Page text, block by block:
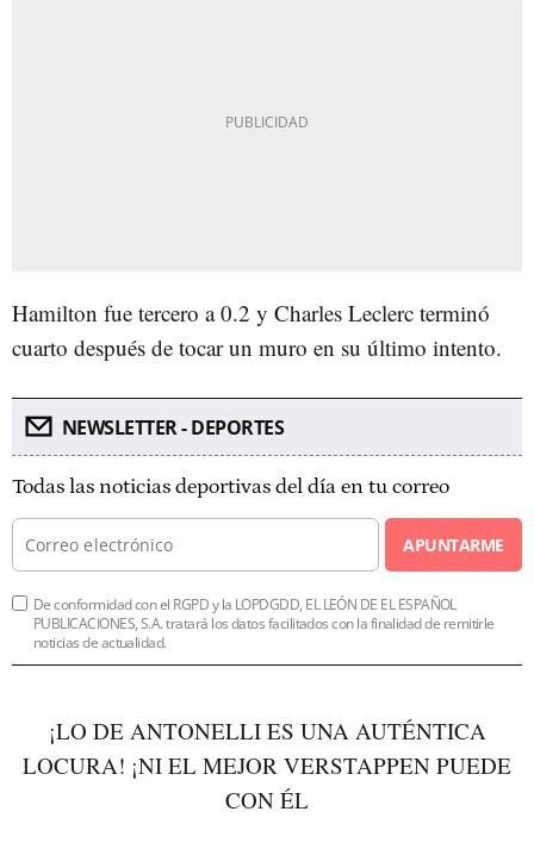
Hamilton fue tercero a 0.2 y Charles Leclerc terminó
cuarto después de tocar un muro en su último intento.
NEWSLETTER - DEPORTES
Todas las noticias deportivas del día en tu correo
APUNTARME
De conformidad con el RGPD y la LOPDGDD, EL LEÓN DE EL ESPAÑOL
PUBLICACIONES, S.A. tratará los datos facilitados con la finalidad de remitirle
noticias de actualidad.
¡LO DE ANTONELLI ES UNA AUTÉNTICA
LOCURA! ¡NI EL MEJOR VERSTAPPEN PUEDE
CON ÉL